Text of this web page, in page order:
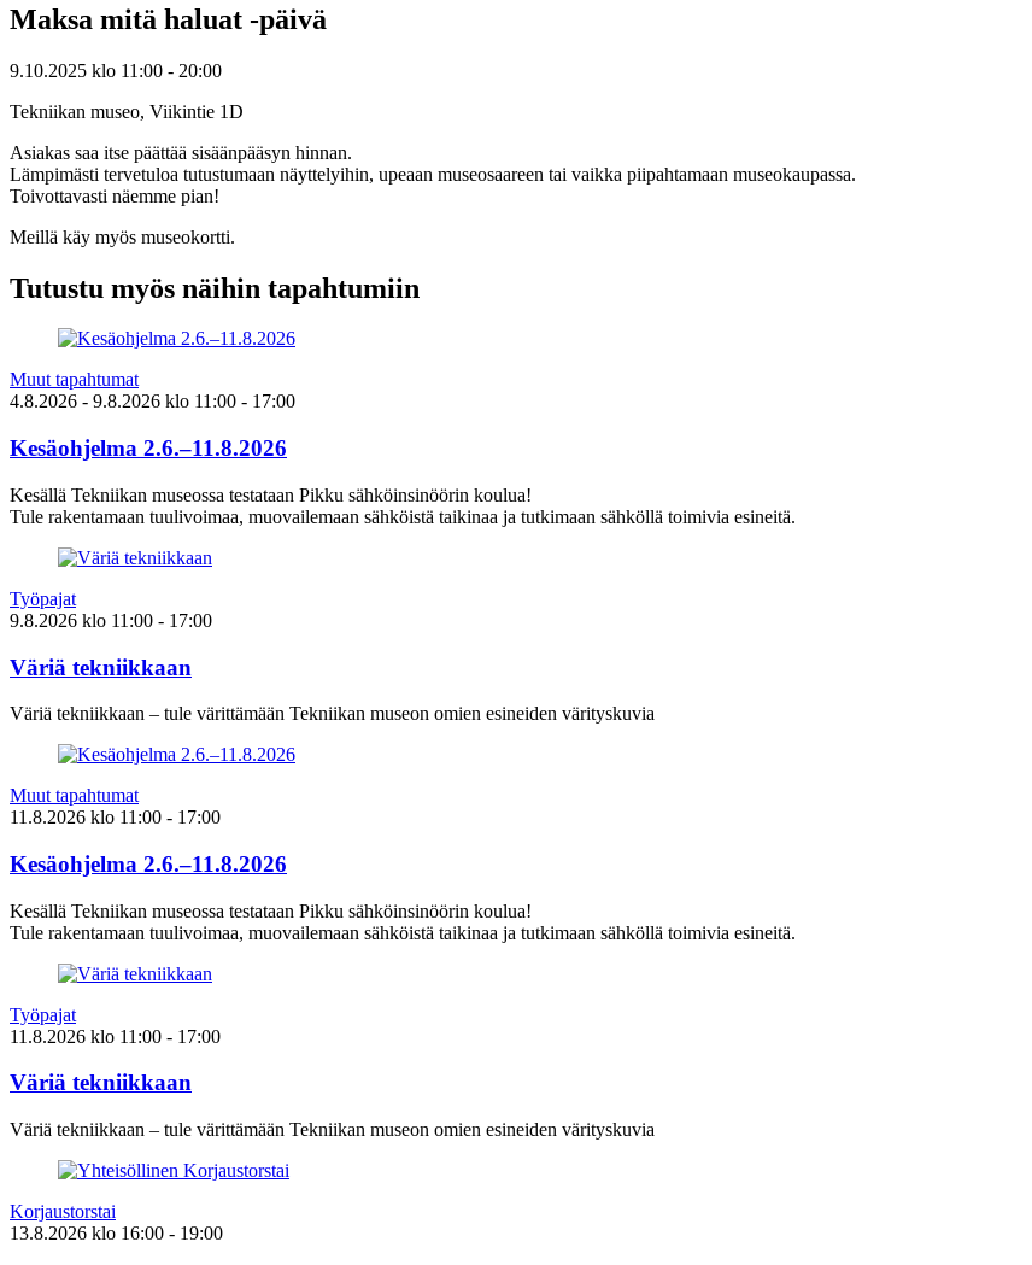
Maksa mitä haluat -päivä
9.10.2025 klo 11:00 - 20:00
Tekniikan museo, Viikintie 1D
Asiakas saa itse päättää sisäänpääsyn hinnan.
Lämpimästi tervetuloa tutustumaan näyttelyihin, upeaan museosaareen tai vaikka piipahtamaan museokaupassa.
Toivottavasti näemme pian!
Meillä käy myös museokortti.
Tutustu myös näihin tapahtumiin
Muut tapahtumat
4.8.2026 - 9.8.2026 klo 11:00 - 17:00
Kesäohjelma 2.6.–11.8.2026
Kesällä Tekniikan museossa testataan Pikku sähköinsinöörin koulua!
Tule rakentamaan tuulivoimaa, muovailemaan sähköistä taikinaa ja tutkimaan sähköllä toimivia esineitä.
Työpajat
9.8.2026 klo 11:00 - 17:00
Väriä tekniikkaan
Väriä tekniikkaan – tule värittämään Tekniikan museon omien esineiden värityskuvia
Muut tapahtumat
11.8.2026 klo 11:00 - 17:00
Kesäohjelma 2.6.–11.8.2026
Kesällä Tekniikan museossa testataan Pikku sähköinsinöörin koulua!
Tule rakentamaan tuulivoimaa, muovailemaan sähköistä taikinaa ja tutkimaan sähköllä toimivia esineitä.
Työpajat
11.8.2026 klo 11:00 - 17:00
Väriä tekniikkaan
Väriä tekniikkaan – tule värittämään Tekniikan museon omien esineiden värityskuvia
Korjaustorstai
13.8.2026 klo 16:00 - 19:00